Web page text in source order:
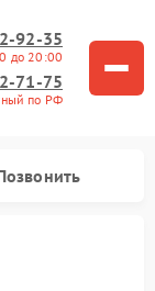
92-35
до 20:00
71-75
по РФ